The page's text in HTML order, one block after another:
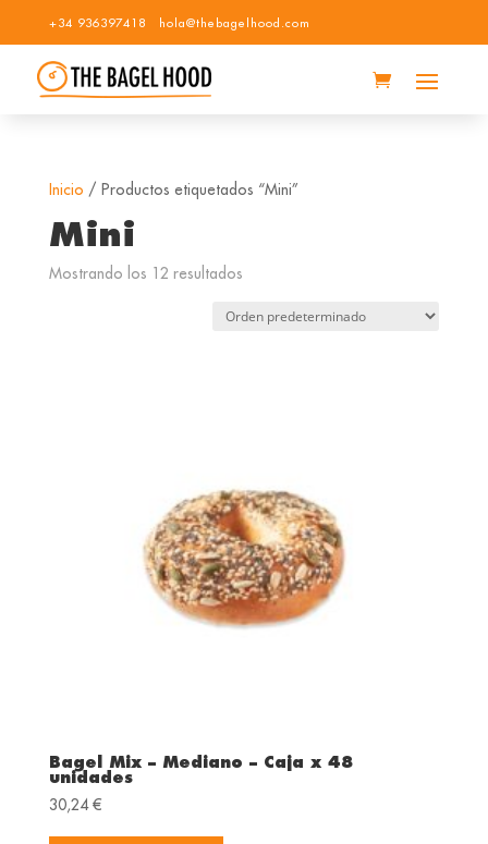
+34 936397418 hola@thebagelhood.com
Inicio / Productos etiquetados “Mini”
Mini
Mostrando los 12 resultados
Bagel Mix – Mediano – Caja x 48
unidades
30,24€